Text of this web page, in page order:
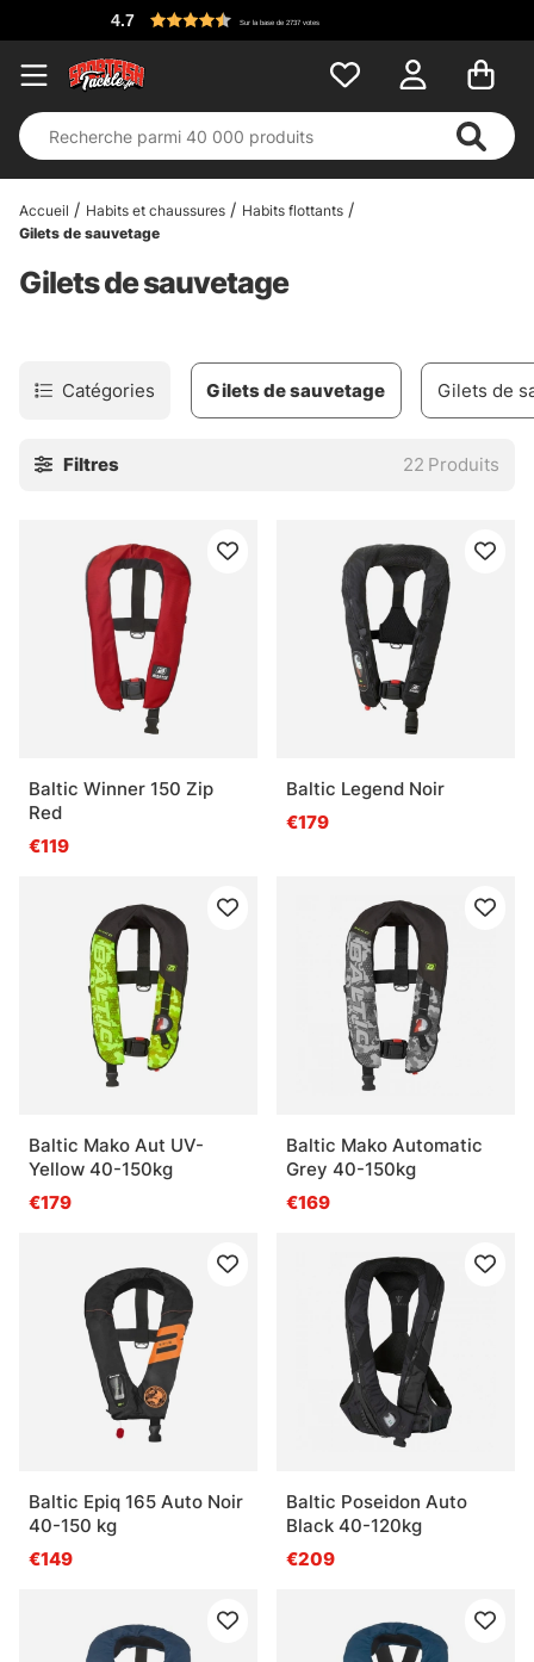
4.7 Sur la base de 2737 votes
Accueil Habits et chaussures
Habits flottants
Gilets de sauvetage
Gilets de sauvetage
Catégories Gilets de sauvetage Gilets de
Filtres 22 Produits
Baltic Winner 150 Zip
Red
€119
Baltic Legend Noir
€179
Baltic Mako Aut UV-
Yellow 40-150kg
€179
Baltic Mako Automatic
Grey 40-150kg
€169
Baltic Epiq 165 Auto Noir
40-150 kg
€149
Baltic Poseidon Auto
Black 40-120kg
€209